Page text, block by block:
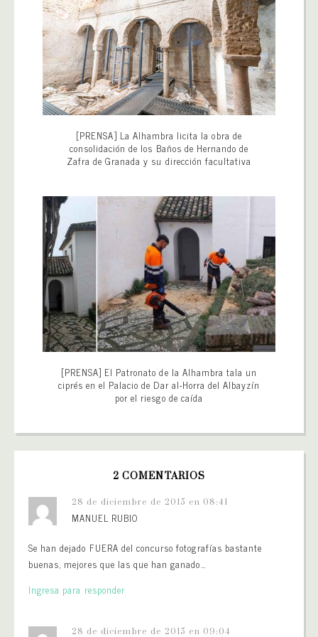
[PRENSA] La Alhambra licita la obra de
consolidación de los Baños de Hernando de
Zafra de Granada y su dirección facultativa
[PRENSA] El Patronato de la Alhambra tala un
ciprés en el Palacio de Dar al-Horra del Albayzín
por el riesgo de caída
2 COMENTARIOS
28 de diciembre de 2015 en 08:41
MANUEL RUBIO
Se han dejado FUERA del concurso fotografías bastante
buenas, mejores que las que han ganado…
Ingresa para responder
28 de diciembre de 2015 en 09:04